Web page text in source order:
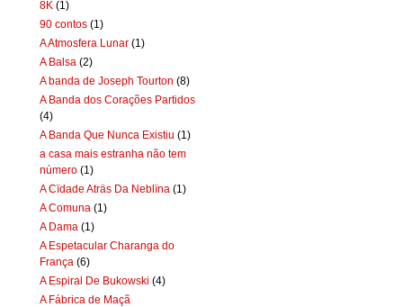
8K (1)
90 contos (1)
A Atmosfera Lunar (1)
A Balsa (2)
A banda de Joseph Tourton (8)
A Banda dos Corações Partidos
(4)
A Banda Que Nunca Existiu (1)
a casa mais estranha não tem
número (1)
A Cïdade Aträs Da Neblïna (1)
A Comuna (1)
A Dama (1)
A Espetacular Charanga do
França (6)
A Espiral De Bukowski (4)
A Fábrica de Maçã